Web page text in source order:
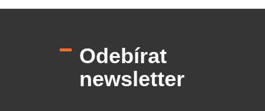
Odebírat
newsletter